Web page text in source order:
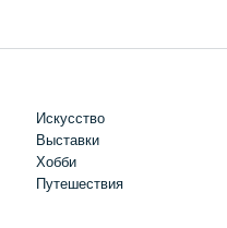
Искусство
Выставки
Хобби
Путешествия